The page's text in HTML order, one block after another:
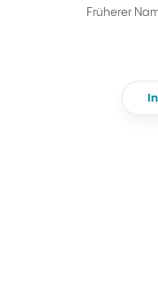
Früherer